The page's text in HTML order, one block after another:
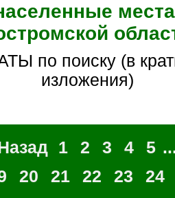
изложения)
1 2 3 4 5
20 21 22 23 24